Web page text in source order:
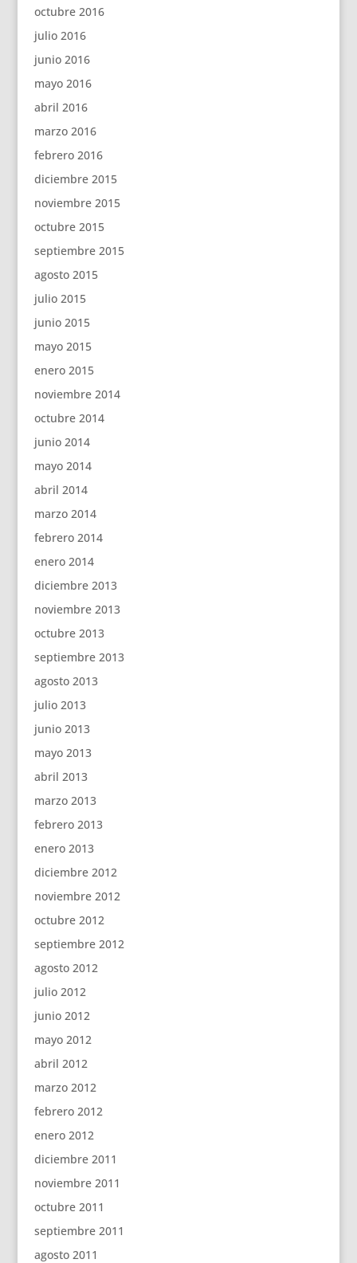
octubre 2016
julio 2016
junio 2016
mayo 2016
abril 2016
marzo 2016
febrero 2016
diciembre 2015
noviembre 2015
octubre 2015
septiembre 2015
agosto 2015
julio 2015
junio 2015
mayo 2015
enero 2015
noviembre 2014
octubre 2014
junio 2014
mayo 2014
abril 2014
marzo 2014
febrero 2014
enero 2014
diciembre 2013
noviembre 2013
octubre 2013
septiembre 2013
agosto 2013
julio 2013
junio 2013
mayo 2013
abril 2013
marzo 2013
febrero 2013
enero 2013
diciembre 2012
noviembre 2012
octubre 2012
septiembre 2012
agosto 2012
julio 2012
junio 2012
mayo 2012
abril 2012
marzo 2012
febrero 2012
enero 2012
diciembre 2011
noviembre 2011
octubre 2011
septiembre 2011
agosto 2011